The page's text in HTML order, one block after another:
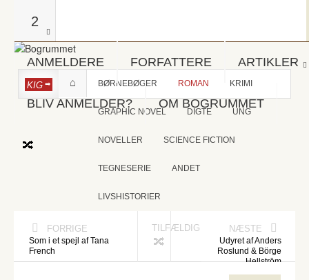
2
ANMELDERE FORFATTERE ARTIKLER
BLIV ANMELDER? OM BOGRUMMET
KIG BØRNEBØGER ROMAN KRIMI
GRAPHIC NOVEL DIGTE UNG
NOVELLER SCIENCE FICTION
TEGNESERIE ANDET
LIVSHISTORIER
FORRIGE
Som i et spejl af Tana
French
TILFÆLDIG NÆSTE
Udyret af Anders
Roslund & Börge
Hellström